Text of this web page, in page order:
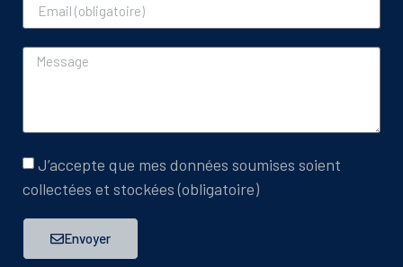
J’accepte que mes données soumises soient
collectées et stockées (obligatoire)
Envoyer